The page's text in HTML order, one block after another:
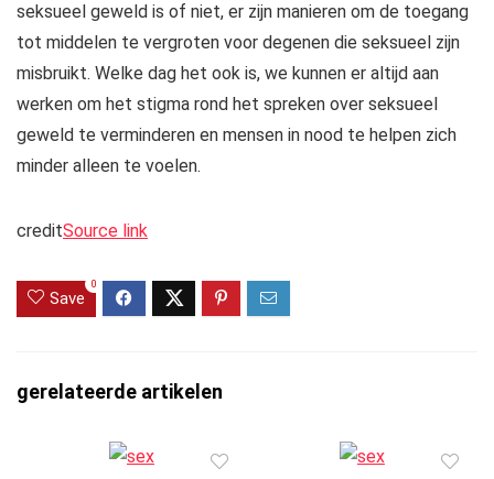
seksueel geweld is of niet, er zijn manieren om de toegang
tot middelen te vergroten voor degenen die seksueel zijn
misbruikt. Welke dag het ook is, we kunnen er altijd aan
werken om het stigma rond het spreken over seksueel
geweld te verminderen en mensen in nood te helpen zich
minder alleen te voelen.
creditSource link
Save
0
gerelateerde artikelen